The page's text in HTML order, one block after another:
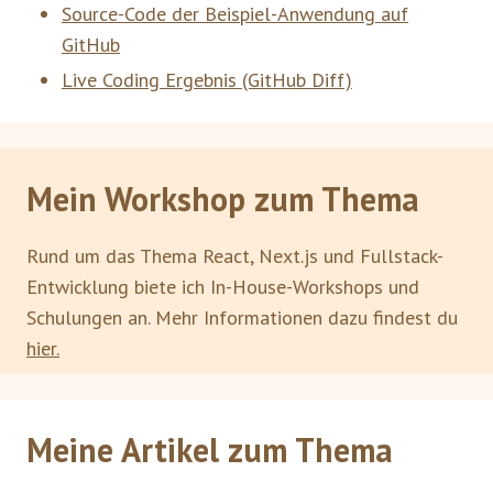
Source-Code der Beispiel-Anwendung auf
GitHub
Live Coding Ergebnis (GitHub Diff)
Mein Workshop zum Thema
Rund um das Thema React, Next.js und Fullstack-
Entwicklung biete ich In-House-Workshops und
Schulungen an. Mehr Informationen dazu findest du
hier.
Meine Artikel zum Thema